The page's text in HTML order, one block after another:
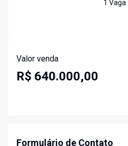
1 Vaga
Valor venda
R$ 640.000,00
Formulário de Contato